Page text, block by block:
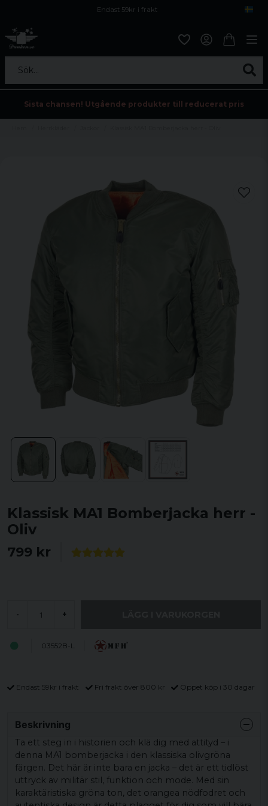
Endast 59kr i frakt
Sök...
Sista chansen! Utgående produkter till reducerat pris
Klassisk MA1 Bomberjacka herr -
Oliv
799 kr
- +
03552B-L
Endast 59kr i frakt Fri frakt över 800 kr Öppet köp i 30 dagar
Beskrivning
Ta ett steg in i historien och klä dig med attityd – i
denna MA1 bomberjacka i den klassiska olivgröna
färgen. Det här är inte bara en jacka – det är ett tidlöst
uttryck av militär stil, funktion och mode. Med sin
karaktäristiska gröna ton, det orangea nödfodret och